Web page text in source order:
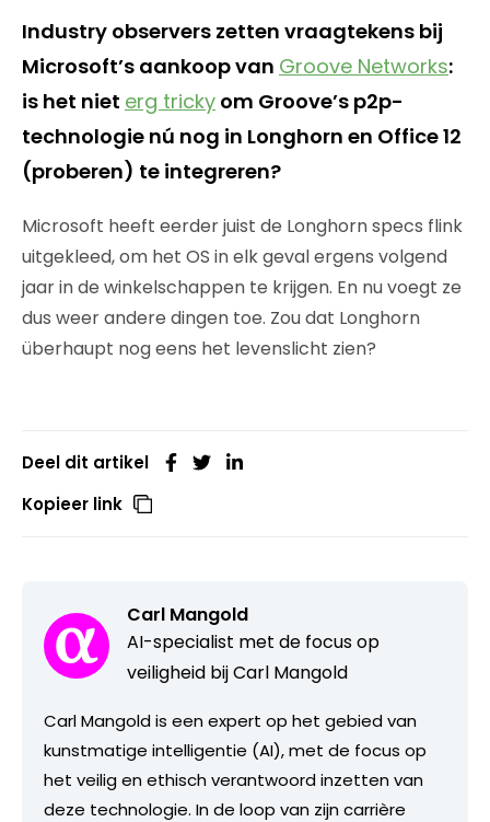
Industry observers zetten vraagtekens bij
Microsoft’s aankoop van Groove Networks:
is het niet erg tricky om Groove’s p2p-
technologie nú nog in Longhorn en Office 12
(proberen) te integreren?
Microsoft heeft eerder juist de Longhorn specs flink
uitgekleed, om het OS in elk geval ergens volgend
jaar in de winkelschappen te krijgen. En nu voegt ze
dus weer andere dingen toe. Zou dat Longhorn
überhaupt nog eens het levenslicht zien?
Deel dit artikel
Kopieer link
Carl Mangold
AI-specialist met de focus op
veiligheid bij Carl Mangold
Carl Mangold is een expert op het gebied van
kunstmatige intelligentie (AI), met de focus op
het veilig en ethisch verantwoord inzetten van
deze technologie. In de loop van zijn carrière